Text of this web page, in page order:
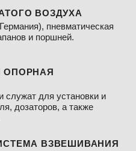
ВОЗДУХА
пневматическая
и поршней.
ОПОРНАЯ
служат для установки и
дозаторов, а также
ВЗВЕШИВАНИЯ